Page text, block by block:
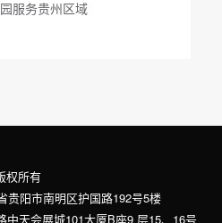
服务贵州区域
权所有
贵阳市南明区护国路192号5楼
天会展城101大厦B座9 层15、16号